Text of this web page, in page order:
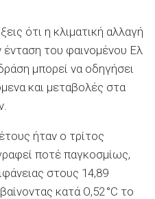
ότι η κλιματική αλλαγή
ένταση του φαινομένου Ελ
μπορεί να οδηγήσει
και μεταβολές στα
ήταν ο τρίτος
ποτέ παγκοσμίως,
στους 14,89
κατά Ο,52 °C το